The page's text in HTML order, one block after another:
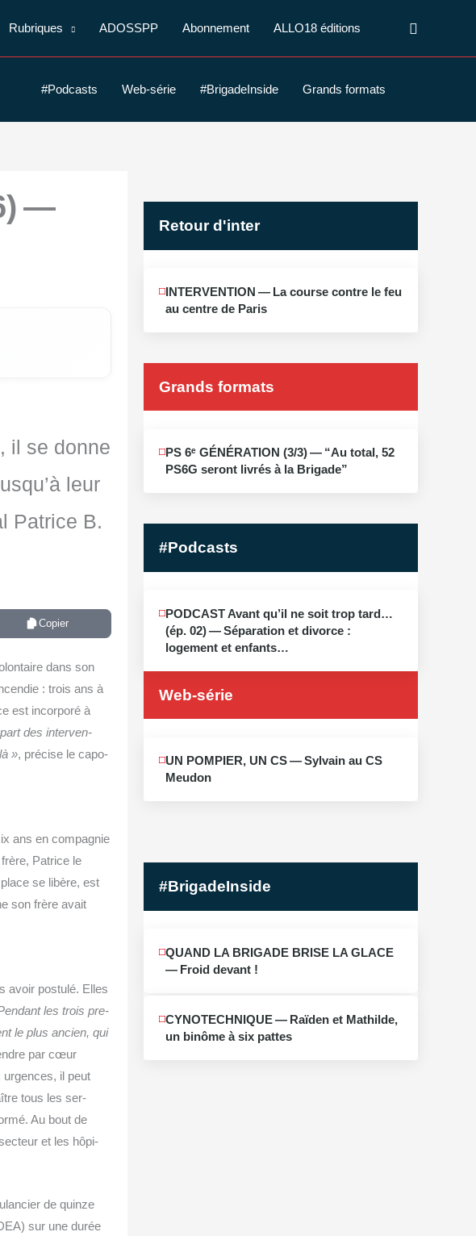
Rubriques ADOSSPP Abonnement ALLO18 éditions
#Podcasts Web-série #BrigadeInside Grands formats
—
il se donne
leur
Patrice B.
Copier
dans son
: trois ans à
est incor­po­ré à
des inter­ven­
», pré­cise le capo­
ans en com­pa­gnie
Patrice le
se libère, est
son frère avait
avoir pos­tu­lé. Elles
les trois pre­
le plus ancien, qui
par cœur
urgences, il peut
tous les ser­
Au bout de
et les hôpi­
de quinze
sur une durée
Retour d'inter
JUIN
12
2026
INTERVENTION — La course contre le feu
au centre de Paris
Grands formats
JUIN
19
2026
PS 6ᵉ GÉNÉRATION (3/​3) — “Au total, 52
PS6G seront livrés à la Brigade”
#Podcasts
MAI
13
2026
PODCAST Avant qu’il ne soit trop tard…
(ép. 02) — Séparation et divorce :
logement et enfants…
Web-série
MAI
10
2026
UN POMPIER, UN CS — Sylvain au CS
Meudon
#BrigadeInside
QUAND LA BRIGADE BRISE LA GLACE
— Froid devant !
CYNOTECHNIQUE — Raïden et Mathilde,
un binôme à six pattes